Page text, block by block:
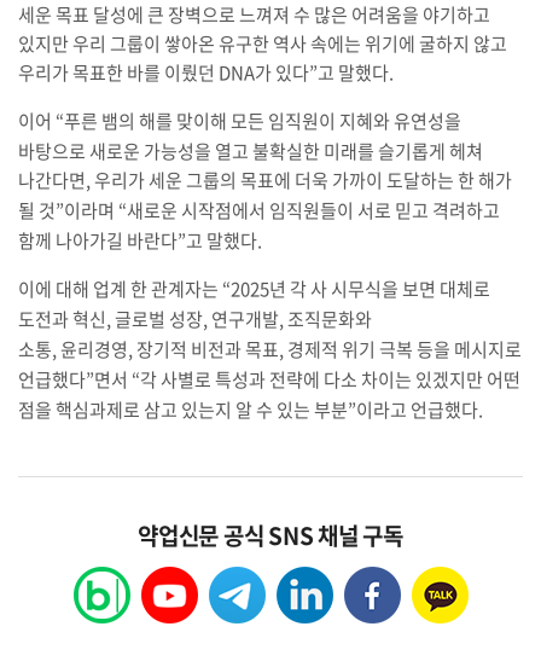
세운 목표 달성에 큰 장벽으로 느껴져 수 많은 어려움을 야기하고
있지만 우리 그룹이 쌓아온 유구한 역사 속에는 위기에 굴하지 않고
우리가 목표한 바를 이뤘던 DNA가 있다”고 말했다.
이어 “푸른 뱀의 해를 맞이해 모든 임직원이 지혜와 유연성을
바탕으로 새로운 가능성을 열고 불확실한 미래를 슬기롭게 헤쳐
나간다면,우리가 세운 그룹의 목표에 더욱 가까이 도달하는 한 해가
될 것”이라며 “새로운 시작점에서 임직원들이 서로 믿고 격려하고
함께 나아가길 바란다”고 말했다.
이에 대해 업계 한 관계자는 “2025년 각 사 시무식을 보면 대체로
도전과 혁신,글로벌 성장, 연구개발,조직문화와
소통,윤리경영, 장기적 비전과 목표, 경제적 위기 극복 등을 메시지로
언급했다”면서 “각 사별로 특성과 전략에 다소 차이는 있겠지만 어떤
점을 핵심과제로 삼고 있는지 알 수 있는 부분”이라고 언급했다.
약업신문 공식 SNS 채널 구독